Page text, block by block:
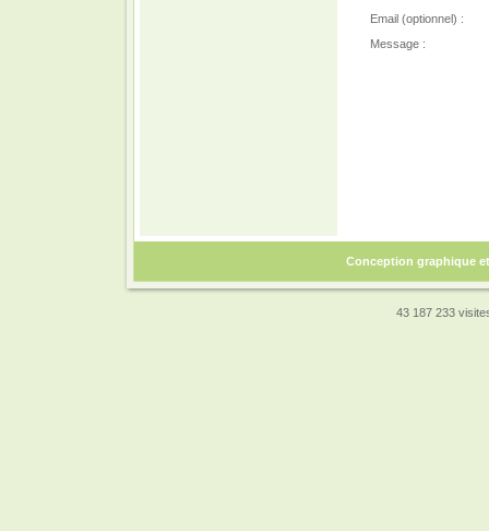
Email (optionnel) :
Message :
Conception graphique
43 187 233